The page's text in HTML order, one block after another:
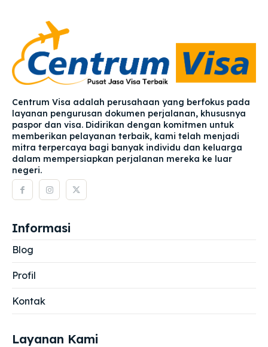
Centrum Visa adalah perusahaan yang berfokus pada
layanan pengurusan dokumen perjalanan, khususnya
paspor dan visa. Didirikan dengan komitmen untuk
memberikan pelayanan terbaik, kami telah menjadi
mitra terpercaya bagi banyak individu dan keluarga
dalam mempersiapkan perjalanan mereka ke luar
negeri.
Informasi
Blog
Profil
Kontak
Layanan Kami